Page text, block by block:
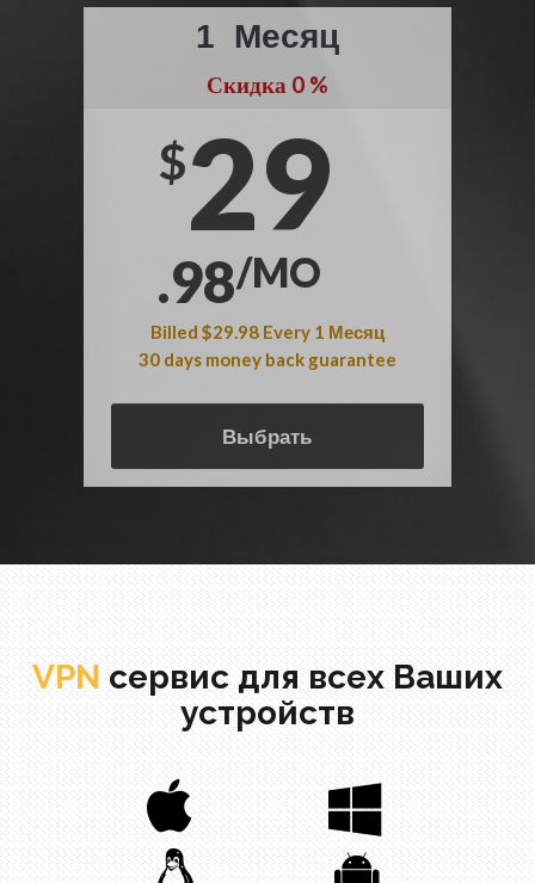
1 Месяц
Скидка 0 %
$29
.98/MO
Billed $29.98 Every 1 Месяц
30 days money back guarantee
Выбрать
VPN сервис для всех Ваших
устройств